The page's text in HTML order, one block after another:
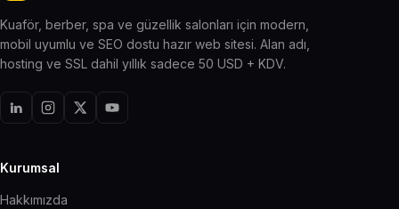
Kuaför, berber, spa ve güzellik salonları için modern,
mobil uyumlu ve SEO dostu hazır web sitesi. Alan adı,
hosting ve SSL dahil yıllık sadece 50 USD + KDV.
Kurumsal
Hakkımızda